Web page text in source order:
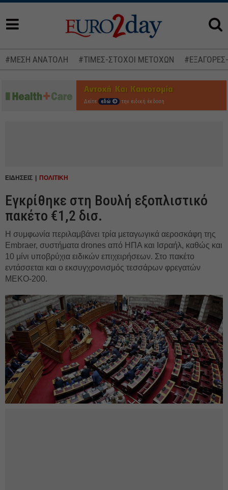
#ΜΕΣΗ ΑΝΑΤΟΛΗ #ΤΙΜΕΣ-ΣΤΟΧΟΙ ΜΕΤΟΧΩΝ
Δείτε εδώ την ειδική έκδοση
ΕΙΔΗΣΕΙΣ ΠΟΛΙΤΙΚΗ
Εγκρίθηκε στη Βουλή εξοπλιστικό
πακέτο €1,2 δισ.
Η συμφωνία περιλαμβάνει τρία μεταγωγικά αεροσκάφη της
Embraer, συστήματα drones από ΗΠΑ και Ισραήλ, καθώς και
10 μίνι υποβρύχια ειδικών επιχειρήσεων. Στο πακέτο
εντάσσεται και ο εκσυγχρονισμός τεσσάρων φρεγατών
MEKO-200.